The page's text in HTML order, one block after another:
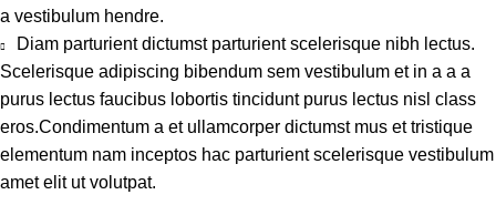
a vestibulum hendre.
Diam parturient dictumst parturient scelerisque nibh lectus.
Scelerisque adipiscing bibendum sem vestibulum et in a a a
purus lectus faucibus lobortis tincidunt purus lectus nisl class
eros.Condimentum a et ullamcorper dictumst mus et tristique
elementum nam inceptos hac parturient scelerisque vestibulum
amet elit ut volutpat.